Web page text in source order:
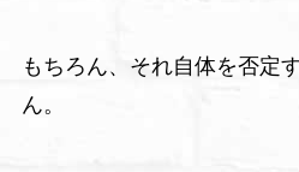
もちろん、それ自体を否定
ん。